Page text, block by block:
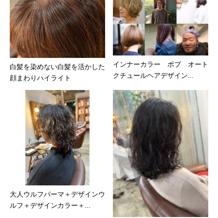
白髪を染めない白髪を活かした
顔まわりハイライト
インナーカラー ボブ オート
クチュールヘアデザイン...
大人ウルフパーマ＋デザインウ
ルフ＋デザインカラー＋...